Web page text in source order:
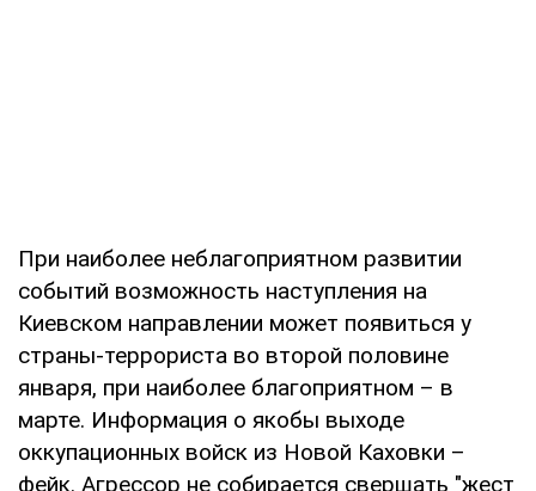
При наиболее неблагоприятном развитии
событий возможность наступления на
Киевском направлении может появиться у
страны-террориста во второй половине
января, при наиболее благоприятном – в
марте. Информация о якобы выходе
оккупационных войск из Новой Каховки –
фейк. Агрессор не собирается свершать "жест